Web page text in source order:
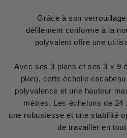
Grâce à son
défilement conforme à la
polyvalent offre une
Avec ses 3 plans et ses 3 x 9
plan), cette échelle
polyvalence et une hauteur
mètres. Les échelons de 24
une robustesse et une stabilité
de travailler en